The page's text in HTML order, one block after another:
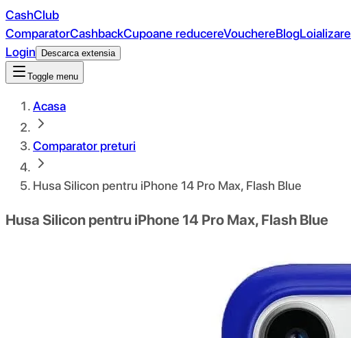
CashClub
ComparatorCashbackCupoane reducereVouchereBlogLoializare
Login
Descarca extensia
Toggle menu
Acasa
Comparator preturi
Husa Silicon pentru iPhone 14 Pro Max, Flash Blue
Husa Silicon pentru iPhone 14 Pro Max, Flash Blue